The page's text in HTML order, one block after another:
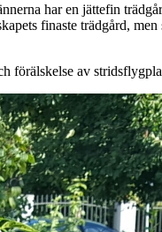
har en jättefin
finaste trädgård,
förälskelse av